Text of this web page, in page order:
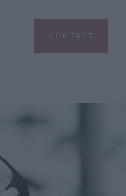
CONTACT